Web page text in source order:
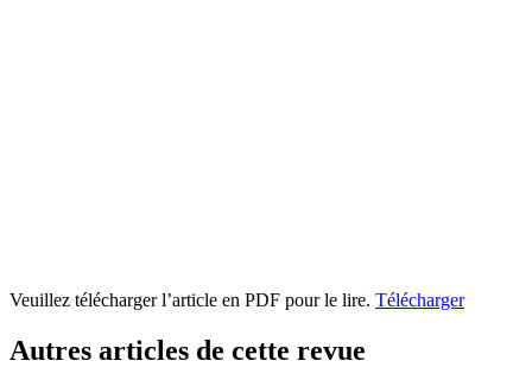
Veuillez télécharger l’article en PDF pour le lire. Télécharger
Autres articles de cette revue